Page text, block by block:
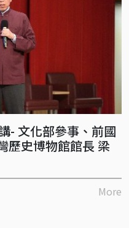
- 文化部參事、前國
歷史博物館館長 梁
More